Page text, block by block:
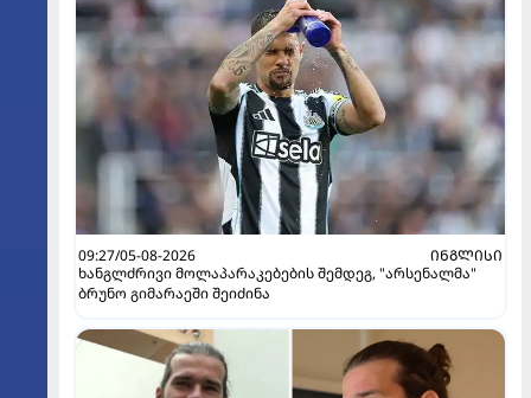
09:27/05-08-2026
ᲘᲜᲒᲚᲘᲡᲘ
ხანგლძრივი მოლაპარაკებების შემდეგ, "არსენალმა"
ბრუნო გიმარაეში შეიძინა